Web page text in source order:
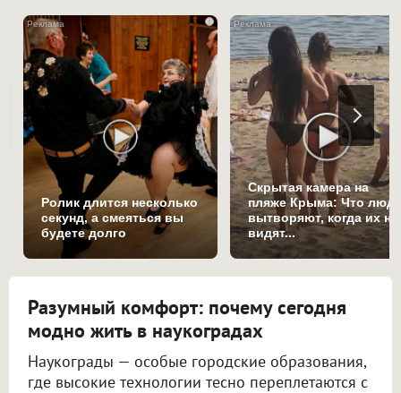
i
Ролик длится несколько
секунд, а смеяться вы
будете долго
Скрытая камера на
пляже Крыма: Что
вытворяют, когда их не
видят...
Разумный комфорт: почему сегодня
модно жить в наукоградах
Наукограды — особые городские образования,
где высокие технологии тесно переплетаются с